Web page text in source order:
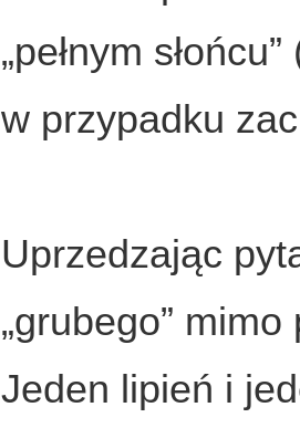
„pełnym
w przypadku
Uprzedzając
„grubego”
Jeden lipień i